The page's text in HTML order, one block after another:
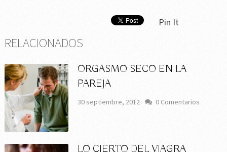
Pin It
RELACIONADOS
ORGASMO SECO EN LA
PAREJA
30 septiembre, 2012 0 Comentarios
LO CIERTO DEL VIAGRA